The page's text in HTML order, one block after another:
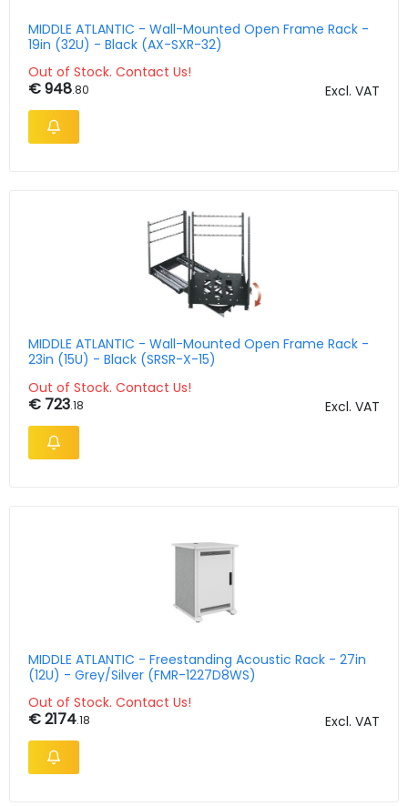
MIDDLE ATLANTIC - Wall-Mounted Open Frame Rack -
19in (32U) - Black (AX-SXR-32)
Out of Stock. Contact Us!
€ 948.80 Excl. VAT
MIDDLE ATLANTIC - Wall-Mounted Open Frame Rack -
23in (15U) - Black (SRSR-X-15)
Out of Stock. Contact Us!
€ 723.18 Excl. VAT
MIDDLE ATLANTIC - Freestanding Acoustic Rack - 27in
(12U) - Grey/Silver (FMR-1227D8WS)
Out of Stock. Contact Us!
€ 2174.18 Excl. VAT